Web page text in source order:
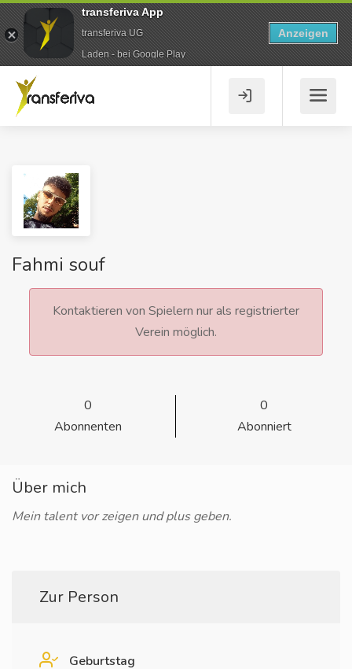
Fahmi souf
Kontaktieren von Spielern nur als registrierter
Verein möglich.
0
Abonnenten
0
Abonniert
Über mich
Mein talent vor zeigen und plus geben.
Zur Person
Geburtstag
transferiva App
transferiva UG
Laden - bei Google Play
Anzeigen